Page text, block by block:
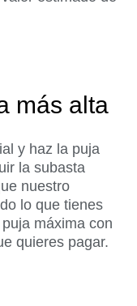
más alta
y haz la puja
la subasta
nuestro
lo que tienes
máxima con
quieres pagar.